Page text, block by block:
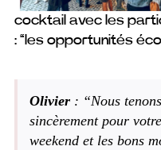
cocktail avec les
: “les opportunités
Olivier: “Nous
sincèrement pour
weekend et les bons